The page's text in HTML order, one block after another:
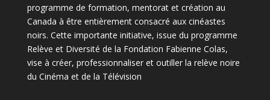
programme de formation, mentorat et création au
Canada à être entièrement consacré aux cinéastes
noirs. Cette importante initiative, issue du programme
Relève et Diversité de la Fondation Fabienne Colas,
vise à créer, professionnaliser et outiller la relève noire
du Cinéma et de la Télévision